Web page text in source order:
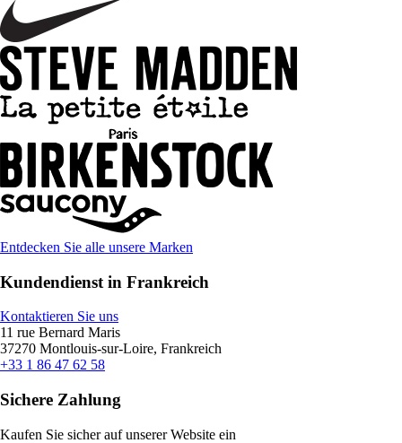
Entdecken Sie alle unsere Marken
Kundendienst in Frankreich
Kontaktieren Sie uns
11 rue Bernard Maris
37270 Montlouis-sur-Loire, Frankreich
+33 1 86 47 62 58
Sichere Zahlung
Kaufen Sie sicher auf unserer Website ein